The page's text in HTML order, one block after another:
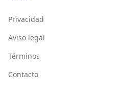
Privacidad
Aviso legal
Términos
Contacto